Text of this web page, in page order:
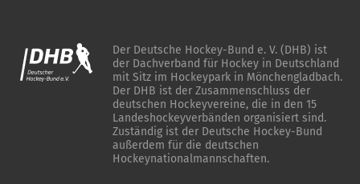
Der Deutsche Hockey-Bund e. V. (DHB) ist
der Dachverband für Hockey in Deutschland
mit Sitz im Hockeypark in Mönchengladbach.
Der DHB ist der Zusammenschluss der
deutschen Hockeyvereine, die in den 15
Landeshockeyverbänden organisiert sind.
Zuständig ist der Deutsche Hockey-Bund
außerdem für die deutschen
Hockeynationalmannschaften.